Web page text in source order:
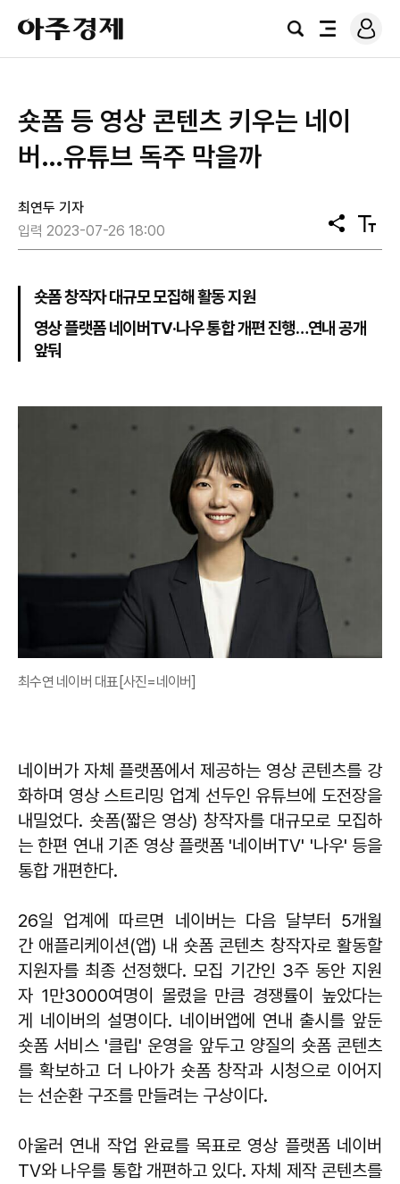
아
주
경
검
전
로
그
숏폼 등 영상 콘텐츠 키우는 네이
버…유튜브 독주 막을까
최연두 기자
입력 2023-07-26 18:00
공
유
텍
스
숏폼 창작자 대규모 모집해 활동 지원
영상 플랫폼 네이버TV·나우 통합 개편 진행…연내 공개
앞둬
최수연 네이버 대표[사진=네이버]
네이버가 자체 플랫폼에서 제공하는 영상 콘텐츠를 강
화하며 영상 스트리밍 업계 선두인 유튜브에 도전장을
내밀었다. 숏폼(짧은 영상) 창작자를 대규모로 모집하
는 한편 연내 기존 영상 플랫폼 '네이버TV' '나우' 등을
통합 개편한다.
26일 업계에 따르면 네이버는 다음 달부터 5개월
간 애플리케이션(앱) 내 숏폼 콘텐츠 창작자로 활동할
지원자를 최종 선정했다. 모집 기간인 3주 동안 지원
자 1만3000여명이 몰렸을 만큼 경쟁률이 높았다는
게 네이버의 설명이다. 네이버앱에 연내 출시를 앞둔
숏폼 서비스 '클립' 운영을 앞두고 양질의 숏폼 콘텐츠
를 확보하고 더 나아가 숏폼 창작과 시청으로 이어지
는 선순환 구조를 만들려는 구상이다.
아울러 연내 작업 완료를 목표로 영상 플랫폼 네이버
TV와 나우를 통합 개편하고 있다. 자체 제작 콘텐츠를